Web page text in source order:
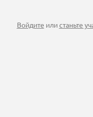
Войдите илистаньте